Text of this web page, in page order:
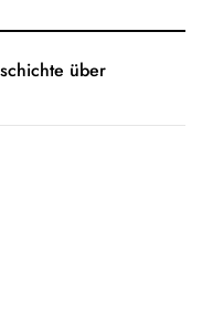
über